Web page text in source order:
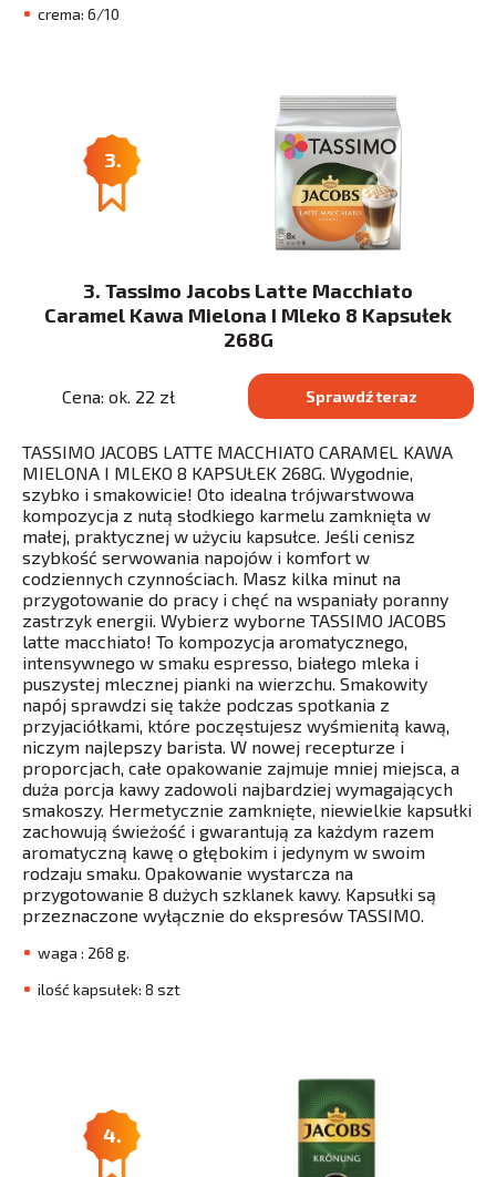
crema: 6/10
3.
3. Tassimo Jacobs Latte Macchiato
Caramel Kawa Mielona I Mleko 8 Kapsułek
268G
Cena: ok. 22 zł Sprawdź teraz
TASSIMO JACOBS LATTE MACCHIATO CARAMEL KAWA
MIELONA I MLEKO 8 KAPSUŁEK 268G. Wygodnie,
szybko i smakowicie! Oto idealna trójwarstwowa
kompozycja z nutą słodkiego karmelu zamknięta w
małej, praktycznej w użyciu kapsułce. Jeśli cenisz
szybkość serwowania napojów i komfort w
codziennych czynnościach. Masz kilka minut na
przygotowanie do pracy i chęć na wspaniały poranny
zastrzyk energii. Wybierz wyborne TASSIMO JACOBS
latte macchiato! To kompozycja aromatycznego,
intensywnego w smaku espresso, białego mleka i
puszystej mlecznej pianki na wierzchu. Smakowity
napój sprawdzi się także podczas spotkania z
przyjaciółkami, które poczęstujesz wyśmienitą kawą,
niczym najlepszy barista. W nowej recepturze i
proporcjach, całe opakowanie zajmuje mniej miejsca, a
duża porcja kawy zadowoli najbardziej wymagających
smakoszy. Hermetycznie zamknięte, niewielkie kapsułki
zachowują świeżość i gwarantują za każdym razem
aromatyczną kawę o głębokim i jedynym w swoim
rodzaju smaku. Opakowanie wystarcza na
przygotowanie 8 dużych szklanek kawy. Kapsułki są
przeznaczone wyłącznie do ekspresów TASSIMO.
waga : 268 g.
ilość kapsułek: 8 szt
4.